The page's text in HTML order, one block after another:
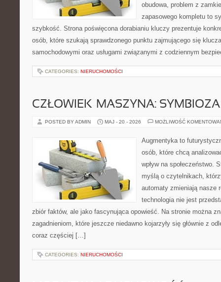
obudowa, problem z
zapasowego kompletu to
szybkość. Strona poświęcona dorabianiu kluczy prezentuje
osób, które szukają sprawdzonego punktu zajmującego się
samochodowymi oraz usługami związanymi z codziennym
CATEGORIES: NIERUCHOMOŚCI
CZŁOWIEK–MASZYNA: SYMBIOZA
POSTED BY ADMIN MAJ - 20 - 2026 MOŻLIWOŚĆ
Augmentyka to
osób, które chcą
wpływ na społeczeństwo.
myślą o czytelnikach,
automaty zmieniają nasze
technologia nie jest
zbiór faktów, ale jako fascynująca opowieść. Na stronie można
zagadnieniom, które jeszcze niedawno kojarzyły się głównie z
coraz częściej […]
CATEGORIES: NIERUCHOMOŚCI